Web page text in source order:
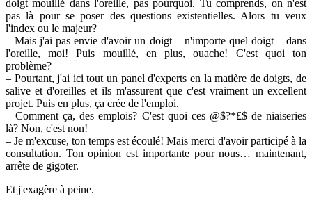
doigt mouillé dans l'oreille, pas pourquoi. Tu comprends, on n'est
pas là pour se poser des questions existentielles. Alors tu veux
l'index ou le majeur?
– Mais j'ai pas envie d'avoir un doigt – n'importe quel doigt – dans
l'oreille, moi! Puis mouillé, en plus, ouache! C'est quoi ton
problème?
– Pourtant, j'ai ici tout un panel d'experts en la matière de doigts, de
salive et d'oreilles et ils m'assurent que c'est vraiment un excellent
projet. Puis en plus, ça crée de l'emploi.
– Comment ça, des emplois? C'est quoi ces @$?*£$ de niaiseries
là? Non, c'est non!
– Je m'excuse, ton temps est écoulé! Mais merci d'avoir participé à la
consultation. Ton opinion est importante pour nous… maintenant,
arrête de gigoter.
Et j'exagère à peine.